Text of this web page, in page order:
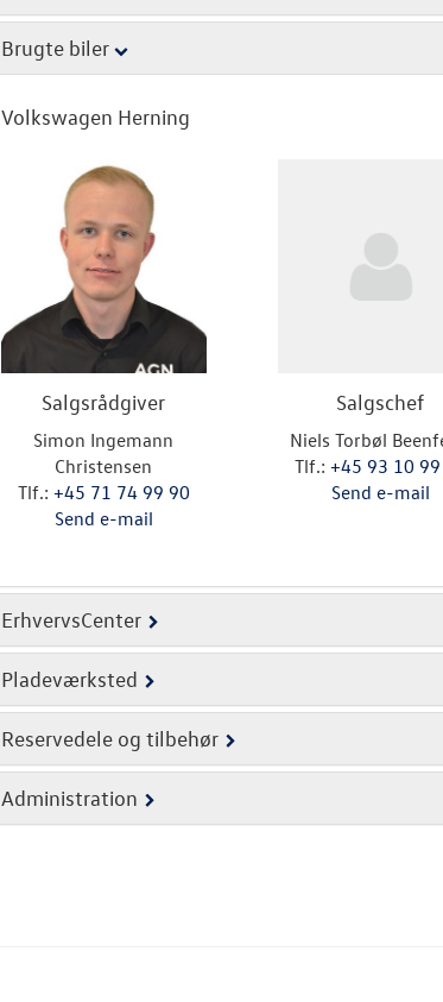
Brugte biler
Volkswagen Herning
Salgsrådgiver
Simon Ingemann
Christensen
Tlf.: +45 71 74 99 90
Send e-mail
Salgschef
Niels Torbøl
Tlf.: +45 93 10
Send e-mail
ErhvervsCenter
Pladeværksted
Reservedele og tilbehør
Administration